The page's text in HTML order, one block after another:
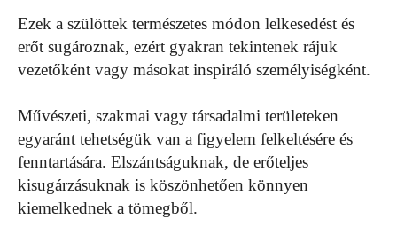
Ezek a szülöttek természetes módon lelkesedést és
erőt sugároznak, ezért gyakran tekintenek rájuk
vezetőként vagy másokat inspiráló személyiségként.
Művészeti, szakmai vagy társadalmi területeken
egyaránt tehetségük van a figyelem felkeltésére és
fenntartására. Elszántságuknak, de erőteljes
kisugárzásuknak is köszönhetően könnyen
kiemelkednek a tömegből.